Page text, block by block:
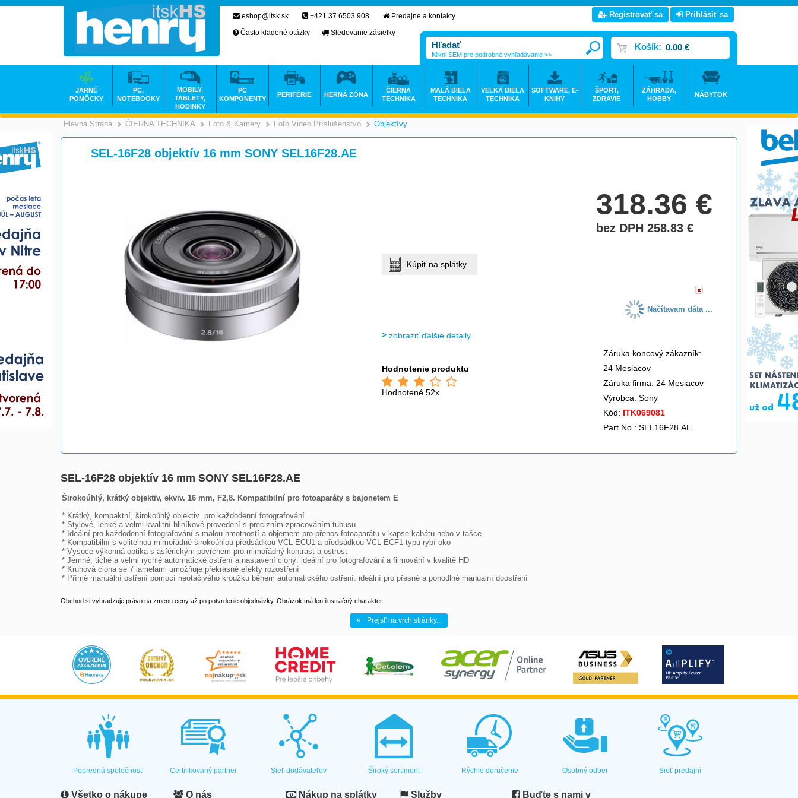
Hlavná Strana >
ČIERNA TECHNIKA >
Foto & Kamery >
Foto Video Príslušenstvo Objektívy
SEL-16F28 objektív 16 mm SONY SEL16F28.AE
318.36€
bez DPH 258.83€
Kúpiť na splátky.
Načítavam dáta ...
zobraziť ďalšie detaily
Hodnotenie produktu
Hodnotené 52x
Záruka koncový zákazník:
24 Mesiacov
Záruka firma: 24 Mesiacov
Výrobca: Sony
Kód: ITK069081
Part No.: SEL16F28.AE
SEL-16F28 objektív 16 mm SONY SEL16F28.AE
Širokoúhlý, krátký objektiv, ekviv. 16 mm, F2,8. Kompatibilní pro fotoaparáty s bajonetem E
* Krátký, kompaktní, širokoúhlý objektiv  pro každodenní fotografování
* Stylové, lehké a velmi kvalitní hliníkové provedení s precizním zpracováním tubusu
* Ideální pro každodenní fotografování s malou hmotností a objemem pro přenos fotoaparátu v kapse kabátu nebo v tašce
* Kompatibilní s volitelnou mimořádně širokoúhlou předsádkou VCL-ECU1 a předsádkou VCL-ECF1 typu rybí oko
* Vysoce výkonná optika s asférickým povrchem pro mimořádný kontrast a ostrost
* Jemné, tiché a velmi rychlé automatické ostření a nastavení clony: ideální pro fotografování a filmování v kvalitě HD
* Kruhová clona se 7 lamelami umožňuje překrásné efekty rozostření
* Přímé manuální ostření pomocí neotáčivého kroužku během automatického ostření: ideální pro přesné a pohodlné manuální doostření
Obchod si vyhradzuje právo na zmenu ceny až po potvrdenie objednávky. Obrázok má len ilustračný charakter.
Prejsť na vrch stránky...
eshop@itsk.sk +421 37 6503 908
Predajne a kontakty
Často kladené otázky
Sledovanie zásielky
Registrovať sa Prihlásiť sa
Košík: 0.00 €
Klikni SEM pre podrobné vyhľadávanie >>
JARNÉ
POMÔCKY
PC,
NOTEBOOKY
MOBILY,
TABLETY,
HODINKY
PC
KOMPONENTY
PERIFÉRIE HERNÁ ZÓNA
ČIERNA
TECHNIKA
MALÁ BIELA
TECHNIKA
VEĽKÁ BIELA
TECHNIKA
SOFTWARE, E-
KNIHY
ŠPORT,
ZDRAVIE
ZÁHRADA,
HOBBY
NÁBYTOK
Popredná spoločnosť Certifikovaný partner Sieť dodávateľov Široký sortiment Rýchle doručenie Osobný odber Sieť predajní
Všetko o nákupe O nás Nákup na splátky Služby Buďte s nami v